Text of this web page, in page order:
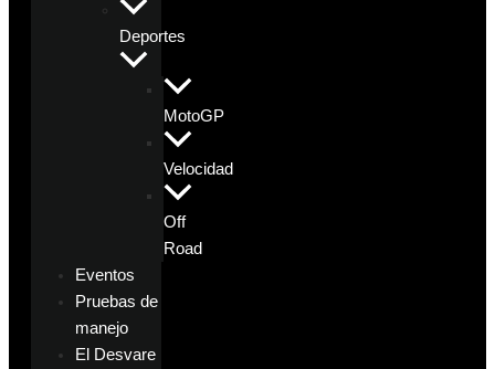
Deportes
MotoGP
Velocidad
Off
Road
Eventos
Pruebas de
manejo
El Desvare